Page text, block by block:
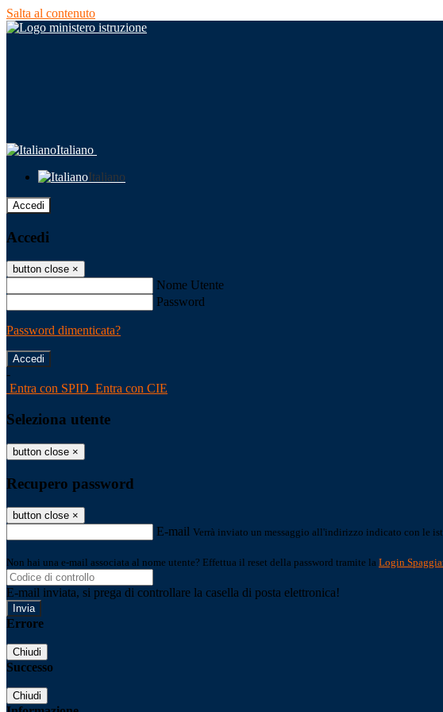
Salta al contenuto
Italiano
Italiano
Accedi
Accedi
button close ×
Nome Utente
Password
Password dimenticata?
-
Entra con SPID Entra con CIE
Seleziona utente
button close ×
Recupero password
button close ×
E-mail Verrà inviato un messaggio all'indirizzo indicato con le
Non hai una e-mail associata al nome utente? Effettua il reset della password tramite la Login
E-mail inviata, si prega di controllare la casella di posta elettronica!
Errore
Chiudi
Successo
Chiudi